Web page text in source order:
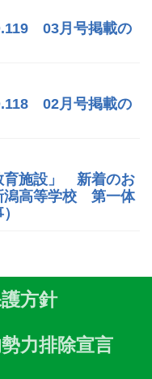
03月号掲載の
02月号掲載の
育施設」 新着のお
潟高等学校 第一体
方針
力排除宣言